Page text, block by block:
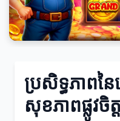
ប្រសិទ្ធភាពនៃ
សុខភាពផ្លូវចិត្ត